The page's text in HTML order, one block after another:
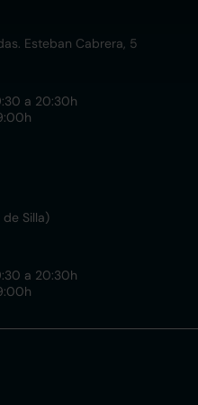
Esteban Cabrera, 5
a 20:30h
de Silla)
a 20:30h